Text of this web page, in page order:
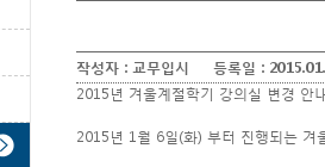
작성자 : 교무입시 등록일 :
2015년 겨울계절학기 강의실 변경 안
2015년 1월 6일(화) 부터 진행되는 겨